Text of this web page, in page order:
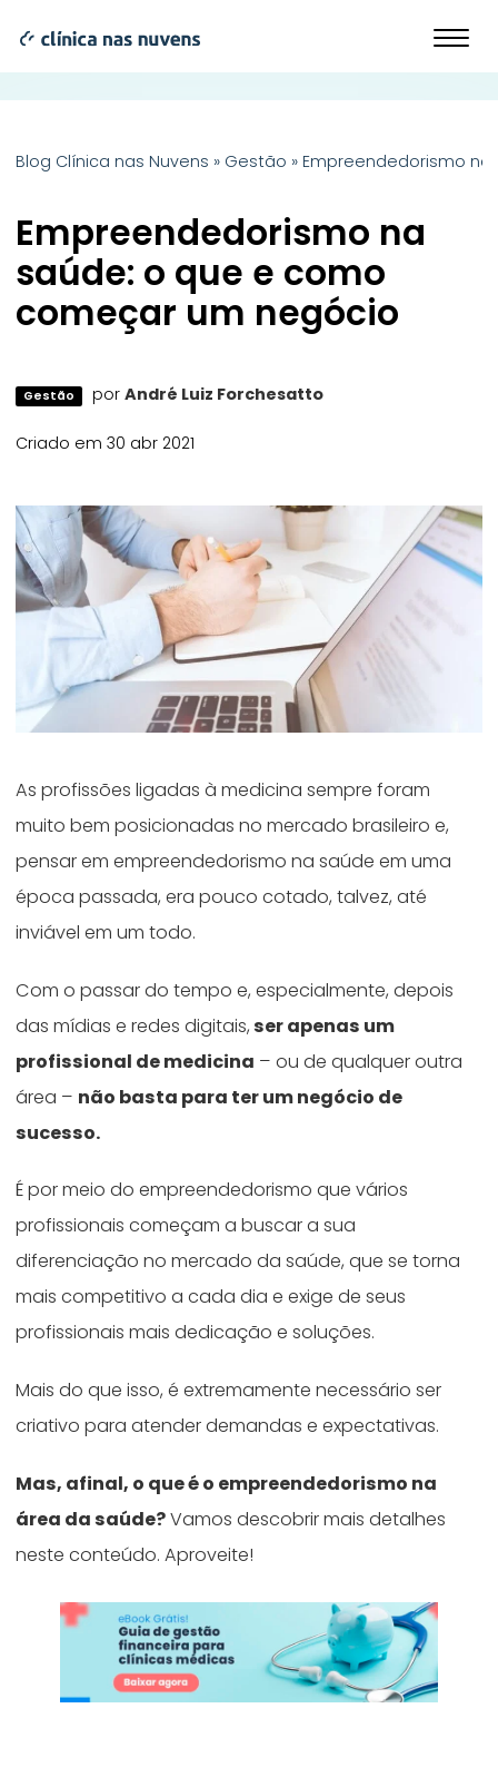
Blog Clínica nas Nuvens » Gestão » Empreendedorismo
Empreendedorismo na
saúde: o que e como
começar um negócio
Gestão por André Luiz Forchesatto
Criado em 30 abr 2021
As profissões ligadas à medicina sempre foram
muito bem posicionadas no mercado brasileiro e,
pensar em empreendedorismo na saúde em uma
época passada, era pouco cotado, talvez, até
inviável em um todo.
Com o passar do tempo e, especialmente, depois
das mídias e redes digitais,ser apenas um
profissional de medicina – ou de qualquer outra
área – não basta para ter um negócio de
sucesso.
É por meio do empreendedorismo que vários
profissionais começam a buscar a sua
diferenciação no mercado da saúde, que se torna
mais competitivo a cada dia e exige de seus
profissionais mais dedicação e soluções.
Mais do que isso, é extremamente necessário ser
criativo para atender demandas e expectativas.
Mas, afinal, o que é o empreendedorismo na
área da saúde?Vamos descobrir mais detalhes
neste conteúdo. Aproveite!